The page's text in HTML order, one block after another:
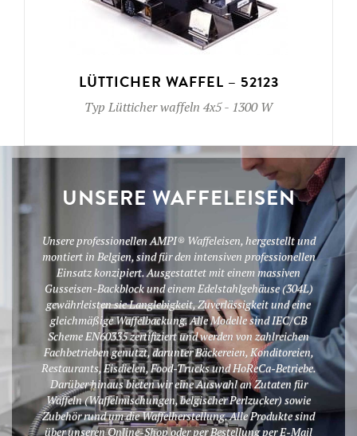
LÜTTICHER WAFFEL – 52123
Typ Lütticher waffeln 4x5- 1300 W
UNSERE WAFFELEISEN
Unsere professionellen AMPI® Waffeleisen, hergestellt und
montiert in Belgien, sind für den intensiven professionellen
Einsatz konzipiert. Ausgestattet mit einem massiven
Gusseisen-Backblock und einem Edelstahlgehäuse (304L)
gewährleisten sie Langlebigkeit, Zuverlässigkeit und eine
gleichmäßige Waffelbackung. Alle Modelle sind IEC/CB
Scheme EN60335 zertifiziert und werden von zahlreichen
Fachbetrieben genutzt, darunter Bäckereien, Konditoreien,
Restaurants, Eisdielen, Food-Trucks und HoReCa-Betriebe.
Darüber hinaus bieten wir eine Auswahl an Zutaten für
Waffeln (Waffelmischungen, belgischer Perlzucker) sowie
Zubehör rund um die Waffelherstellung. Alle Produkte sind
über unseren Online-Shop oder per Bestellung per E-Mail